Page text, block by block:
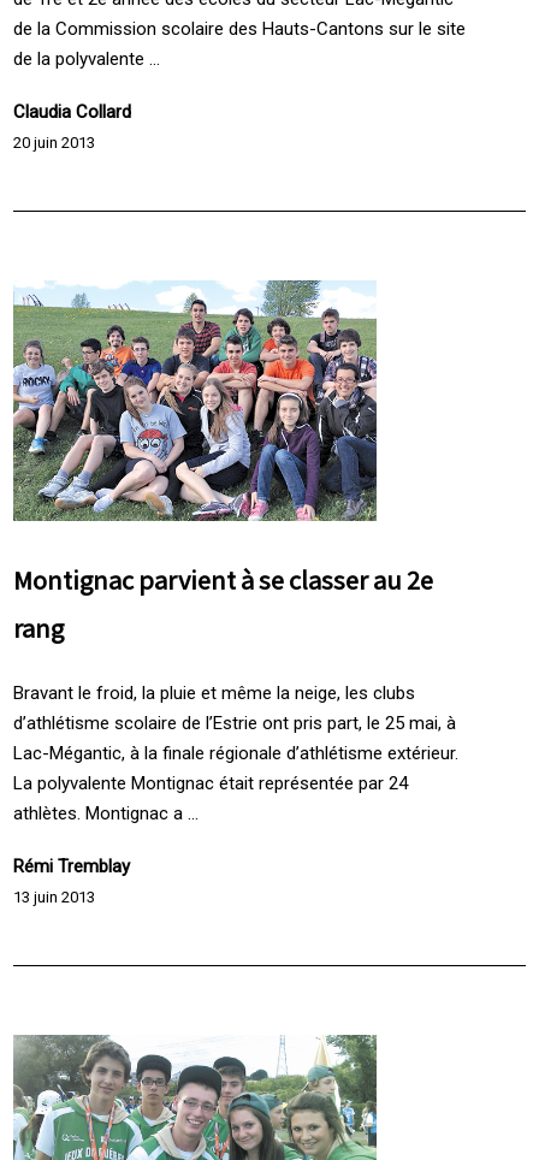
de la Commission scolaire des Hauts-Cantons sur le site
de la polyvalente ...
Claudia Collard
20 juin 2013
Montignac parvient à se classer au 2e
rang
Bravant le froid, la pluie et même la neige, les clubs
d’athlétisme scolaire de l’Estrie ont pris part, le 25 mai, à
Lac-Mégantic, à la finale régionale d’athlétisme extérieur.
La polyvalente Montignac était représentée par 24
athlètes. Montignac a ...
Rémi Tremblay
13 juin 2013